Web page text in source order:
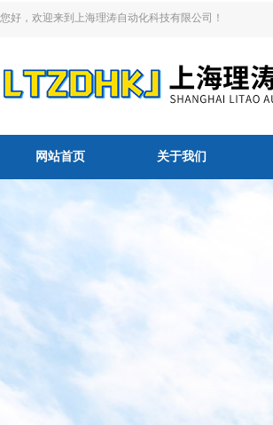
您好，欢迎来到上海理涛自动化科技有限公司！
网站首页 关于我们